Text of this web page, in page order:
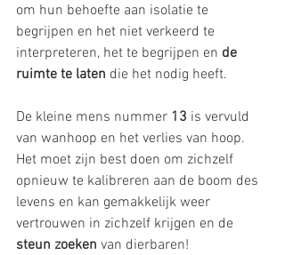
om hun behoefte aan isolatie te
begrijpen en het niet verkeerd te
interpreteren, het te begrijpen en de
ruimte te laten die het nodig heeft.
De kleine mens nummer 13 is vervuld
van wanhoop en het verlies van hoop.
Het moet zijn best doen om zichzelf
opnieuw te kalibreren aan de boom des
levens en kan gemakkelijk weer
vertrouwen in zichzelf krijgen en de
steun zoeken van dierbaren!